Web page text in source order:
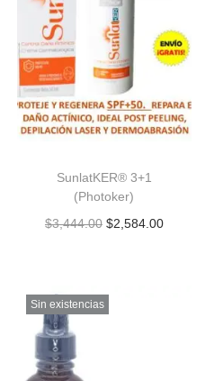
SunlatKER® 3+1
(Photoker)
$3,444.00 $2,584.00
Sin existencias